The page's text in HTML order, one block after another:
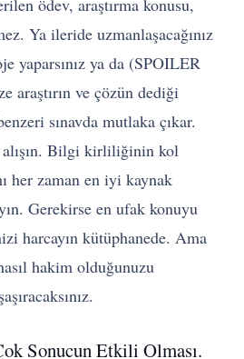
ödev, araştırma konusu,
Ya ileride uzmanlaşacağınız
yaparsınız ya da (SPOILER
araştırın ve çözün dediği
sınavda mutlaka çıkar.
alışın. Bilgi kirliliğinin kol
her zaman en iyi kaynak
Gerekirse en ufak konuyu
harcayın kütüphanede. Ama
hakim olduğunuzu
Sonucun Etkili Olması.